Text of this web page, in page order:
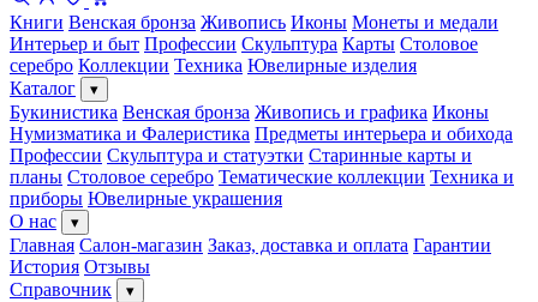
Книги Венская бронза Живопись Иконы Монеты и медали
Интерьер и быт Профессии Скульптура Карты Столовое
серебро Коллекции Техника Ювелирные изделия
Каталог
▾
Букинистика Венская бронза Живопись и графика Иконы
Нумизматика и Фалеристика Предметы интерьера и обихода
Профессии Скульптура и статуэтки Старинные карты и
планы Столовое серебро Тематические коллекции Техника и
приборы Ювелирные украшения
О нас
▾
Главная Салон-магазин Заказ, доставка и оплата Гарантии
История Отзывы
Справочник
▾